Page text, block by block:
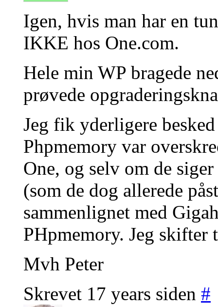
Igen, hvis man har en
IKKE hos One.com.
Hele min WP bragede
prøvede
Jeg fik yderligere
Phpmemory var
One, og selv om de
(som de dog allerede
sammenlignet med
PHpmemory. Jeg skifter
Mvh Peter
Skrevet 17 years siden #